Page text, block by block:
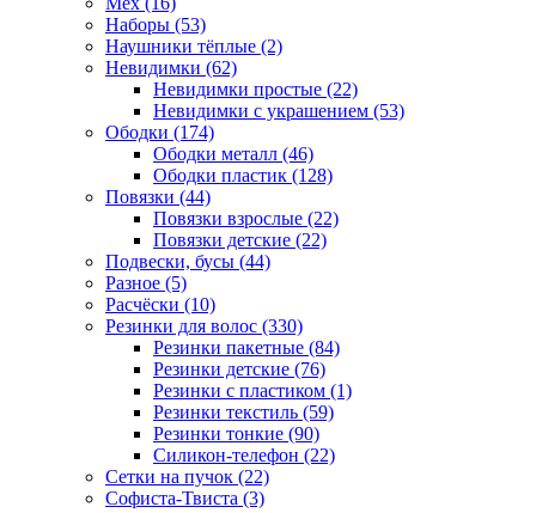
Наборы (53)
Наушники тёплые (2)
Невидимки (62)
Невидимки простые (22)
Невидимки с украшением (53)
Ободки (174)
Ободки металл (46)
Ободки пластик (128)
Повязки (44)
Повязки взрослые (22)
Повязки детские (22)
Подвески, бусы (44)
Разное (5)
Расчёски (10)
Резинки для волос (330)
Резинки пакетные (84)
Резинки детские (76)
Резинки с пластиком (1)
Резинки текстиль (59)
Резинки тонкие (90)
Силикон-телефон (22)
Сетки на пучок (22)
Софиста-Твиста (3)